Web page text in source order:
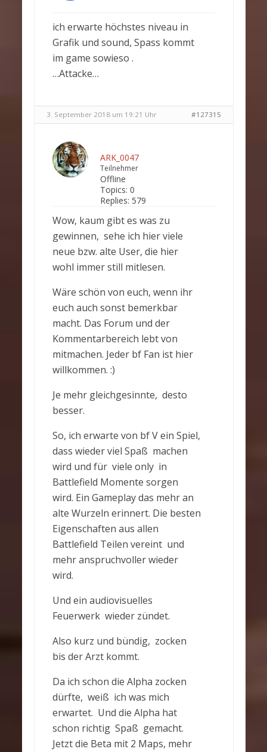
ich erwarte höchstes niveau in
Grafik und sound, Spass kommt
im game sowieso .
…Attacke…
3. September 2018 um 19:21 Uhr #127315
ARK_0047
Teilnehmer
Offline
Topics: 0
Replies: 579
Wow, kaum gibt es was zu
gewinnen, sehe ich hier viele
neue bzw. alte User, die hier
wohl immer still mitlesen.
Wäre schön von euch, wenn ihr
euch auch sonst bemerkbar
macht. Das Forum und der
Kommentarbereich lebt von
mitmachen. Jeder bf Fan ist hier
willkommen. :)
Je mehr gleichgesinnte, desto
besser.
So, ich erwarte von bf V ein Spiel,
dass wieder viel Spaß machen
wird und für viele only in
Battlefield Momente sorgen
wird. Ein Gameplay das mehr an
alte Wurzeln erinnert. Die besten
Eigenschaften aus allen
Battlefield Teilen vereint und
mehr anspruchvoller wieder
wird.
Und ein audiovisuelles
Feuerwerk wieder zündet.
Also kurz und bündig, zocken
bis der Arzt kommt.
Da ich schon die Alpha zocken
dürfte, weiß ich was mich
erwartet. Und die Alpha hat
schon richtig Spaß gemacht.
Jetzt die Beta mit 2 Maps, mehr